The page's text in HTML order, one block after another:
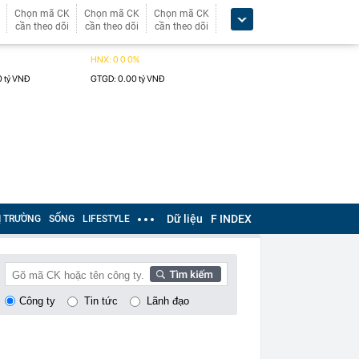
Chọn mã CK
cần theo dõi
Chọn mã CK
cần theo dõi
Chọn mã CK
cần theo dõi
TRƯỜNG SỐNG LIFESTYLE Dữ liệu F INDEX
Công ty Tin tức Lãnh đạo